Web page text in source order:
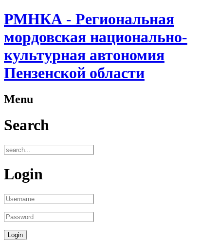
РМНКА - Региональная
мордовская национально-
культурная автономия
Пензенской области
Menu
Search
Login